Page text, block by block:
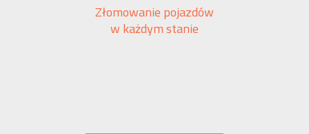
Złomowanie pojazdów
w każdym stanie